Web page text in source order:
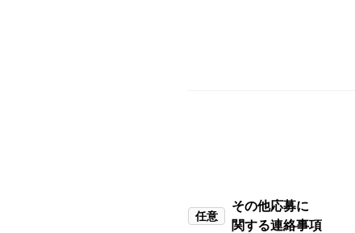
任意
その他応募に
関する連絡事項